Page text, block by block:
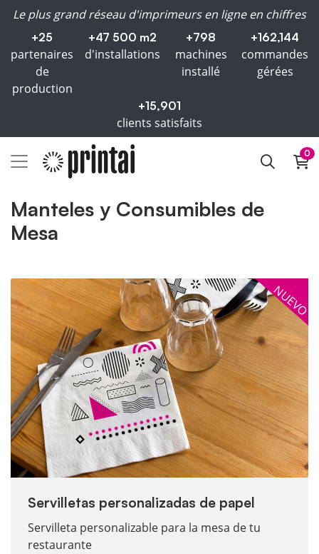
Le plus grand réseau d'imprimeurs en ligne en chiffres
+25
partenaires
de
production
+47 500 m2
d'installations
+798
machines
installé
+162,144
commandes
gérées
+15,901
clients satisfaits
0
Manteles y Consumibles de
Mesa
NUEVO
Servilletas personalizadas de papel
Servilleta personalizable para la mesa de tu
restaurante
Voir plus Servilletas personalizadas de papel